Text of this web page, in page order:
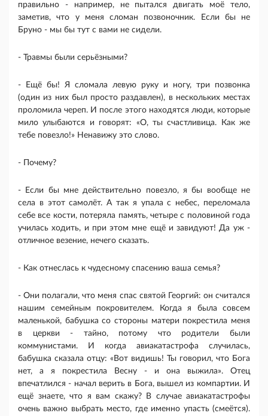
правильно - например, не пытался двигать моё тело,
заметив, что у меня сломан позвоночник. Если бы не
Бруно - мы бы тут с вами не сидели.
- Травмы были серьёзными?
- Ещё бы! Я сломала левую руку и ногу, три позвонка
(один из них был просто раздавлен), в нескольких местах
проломила череп. И после этого находятся люди, которые
мило улыбаются и говорят: «О, ты счастливица. Как же
тебе повезло!» Ненавижу это слово.
- Почему?
- Если бы мне действительно повезло, я бы вообще не
села в этот самолёт. А так я упала с небес, переломала
себе все кости, потеряла память, четыре с половиной года
училась ходить, и при этом мне ещё и завидуют! Да уж -
отличное везение, нечего сказать.
- Как отнеслась к чудесному спасению ваша семья?
- Они полагали, что меня спас святой Георгий: он считался
нашим семейным покровителем. Когда я была совсем
маленькой, бабушка со стороны матери покрестила меня
в церкви - тайно, потому что родители были
коммунистами. И когда авиакатастрофа случилась,
бабушка сказала отцу: «Вот видишь! Ты говорил, что Бога
нет, а я покрестила Весну - и она выжила». Отец
впечатлился - начал верить в Бога, вышел из компартии. И
ещё знаете, что я вам скажу? В случае авиакатастрофы
очень важно выбрать место, где именно упасть (смеётся).